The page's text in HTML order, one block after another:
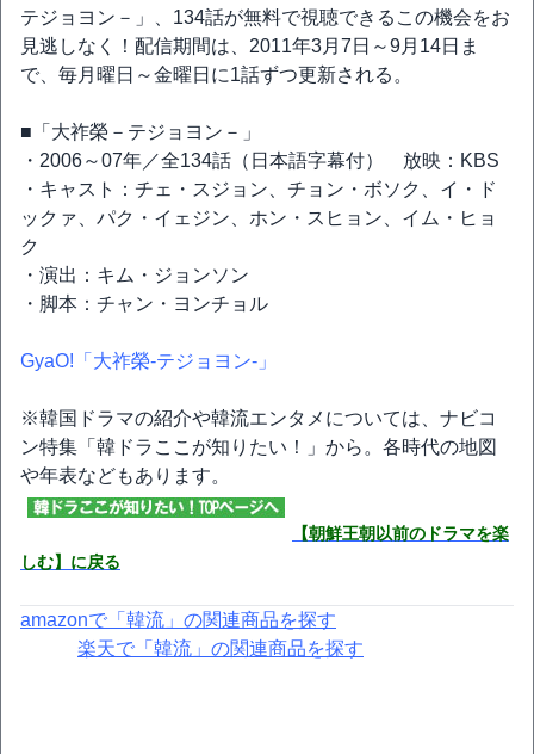
テジョヨン－」、134話が無料で視聴できるこの機会をお
見逃しなく！配信期間は、2011年3月7日～9月14日ま
で、毎月曜日～金曜日に1話ずつ更新される。
■「大祚榮－テジョヨン－」
・2006～07年／全134話（日本語字幕付） 放映：KBS
・キャスト：チェ・スジョン、チョン・ボソク、イ・ド
ックァ、パク・イェジン、ホン・スヒョン、イム・ヒョ
ク
・演出：キム・ジョンソン
・脚本：チャン・ヨンチョル
GyaO!「大祚榮‐テジョヨン‐」
※韓国ドラマの紹介や韓流エンタメについては、ナビコ
ン特集「韓ドラここが知りたい！」から。各時代の地図
や年表などもあります。
【朝鮮王朝以前のドラマを楽
しむ】に戻る
amazonで「韓流」の関連商品を探す
楽天で「韓流」の関連商品を探す